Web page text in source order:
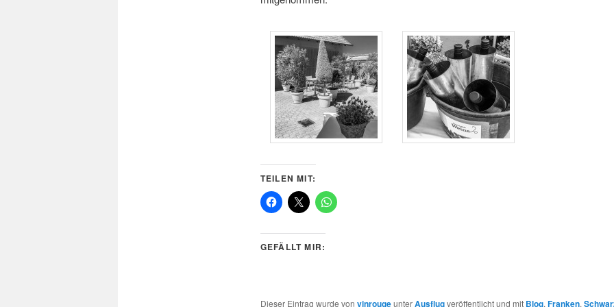
TEILEN MIT:
GEFÄLLT MIR:
Dieser Eintrag wurde von vinrougeunterAusflugveröffentlicht und mit Blog, Franken,